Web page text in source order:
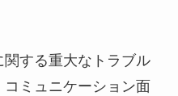
する重大なトラブル
ミュニケーション面